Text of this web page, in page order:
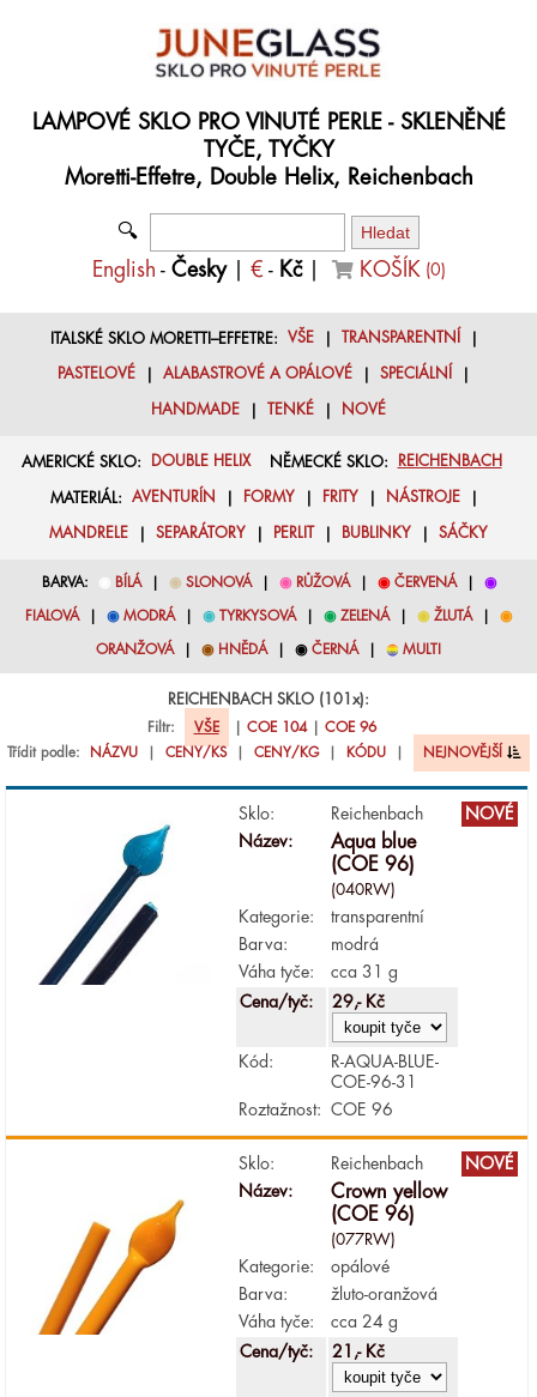
LAMPOVÉ SKLO PRO VINUTÉ PERLE - SKLENĚNÉ
TYČE, TYČKY
Moretti-Effetre, Double Helix, Reichenbach
🔍
English - Česky| € - Kč| KOŠÍK (0)
ITALSKÉ SKLO MORETTI–EFFETRE: VŠE| TRANSPARENTNÍ
PASTELOVÉ ALABASTROVÉ A OPÁLOVÉ SPECIÁLNÍ
HANDMADE TENKÉ NOVÉ
AMERICKÉ SKLO: DOUBLE HELIXNĚMECKÉ SKLO: REICHENBACH
MATERIÁL: AVENTURÍN FORMY FRITY NÁSTROJE|
MANDRELE SEPARÁTORY PERLIT BUBLINKY SÁČKY
BARVA: ◉ BÍLÁ| ◉ SLONOVÁ| ◉ RŮŽOVÁ| ◉ ČERVENÁ| ◉
FIALOVÁ| ◉ MODRÁ| ◉ TYRKYSOVÁ| ◉ ZELENÁ| ◉ ŽLUTÁ| ◉
ORANŽOVÁ| ◉ HNĚDÁ| ◉ ČERNÁ| ◉ MULTI
REICHENBACH SKLO (101x):
Filtr:
VŠE COE 104| COE 96
Třídit podle: NÁZVU CENY/KS| CENY/KG| KÓDU NEJNOVĚJŠÍ
NOVÉ
Sklo:
Reichenbach
Název:
Aqua blue
(COE 96)
(040RW)
Kategorie:
transparentní
Barva:
modrá
Váha tyče:
cca 31 g
Cena/tyč:
29,- Kč
Kód:
R-AQUA-BLUE-
COE-96-31
Roztažnost:
COE 96
NOVÉ
Sklo:
Reichenbach
Název:
Crown yellow
(COE 96)
(077RW)
Kategorie:
opálové
Barva:
žluto-oranžová
Váha tyče:
cca 24 g
Cena/tyč:
21,- Kč